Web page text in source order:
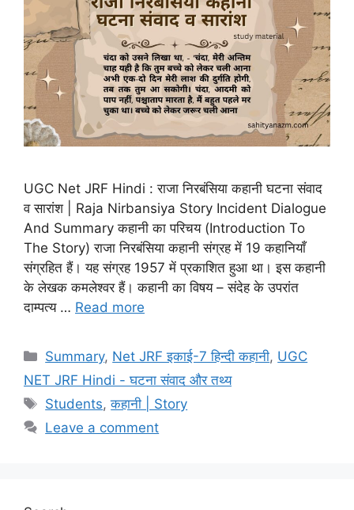
UGC Net JRF Hindi : राजा निरबंसिया कहानी घटना संवाद
व सारांश | Raja Nirbansiya Story Incident Dialogue
And Summary कहानी का परिचय (Introduction To
The Story) राजा निरबंसिया कहानी संग्रह में 19 कहानियाँ
संग्रहित हैं। यह संग्रह 1957 में प्रकाशित हुआ था। इस कहानी
के लेखक कमलेश्वर हैं। कहानी का विषय – संदेह के उपरांत
दाम्पत्य … Read more
Summary, Net JRF इकाई-7 हिन्दी कहानी, UGC
NET JRF Hindi - घटना संवाद और तथ्य
Students,कहानी | Story
Leave a comment